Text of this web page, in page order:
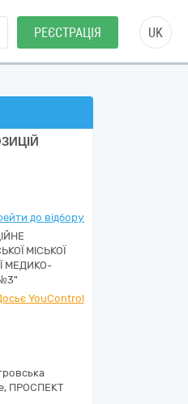
РЕЄСТРАЦІЯ UK
до відбору
МІСЬКОЇ
МЕДИКО-
YouControl
ПРОСПЕКТ